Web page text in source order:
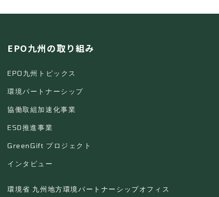
EPO九州の取り組み
EPO九州トピックス
環境パートナーシップ
協働取組加速化事業
ESD推進事業
GreenGift プロジェクト
インタビュー
環境省 九州地方環境パートナーシップオフィス